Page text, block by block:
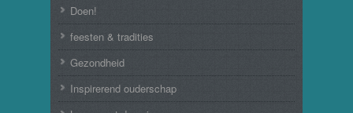
Doen!
feesten & tradities
Gezondheid
Inspirerend ouderschap